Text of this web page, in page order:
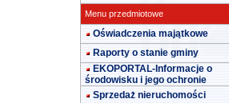
Menu przedmiotowe
Oświadczenia majątkowe
Raporty o stanie gminy
EKOPORTAL-Informacje o
środowisku i jego ochronie
Sprzedaż nieruchomości